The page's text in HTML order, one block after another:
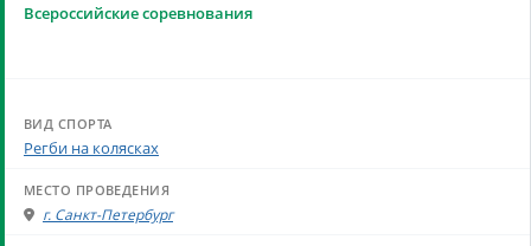
Всероссийские соревнования
Регби на колясках
г. Санкт-Петербург